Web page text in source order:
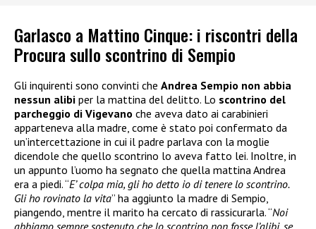
Garlasco a Mattino Cinque: i riscontri della
Procura sullo scontrino di Sempio
Gli inquirenti sono convinti che Andrea Sempio non abbia
nessun alibi per la mattina del delitto. Lo scontrino del
parcheggio di Vigevano che aveva dato ai carabinieri
apparteneva alla madre, come è stato poi confermato da
un’intercettazione in cui il padre parlava con la moglie
dicendole che quello scontrino lo aveva fatto lei. Inoltre, in
un appunto l’uomo ha segnato che quella mattina Andrea
era a piedi. “E’ colpa mia, gli ho detto io di tenere lo scontrino.
Gli ho rovinato la vita” ha aggiunto la madre di Sempio,
piangendo, mentre il marito ha cercato di rassicurarla. “Noi
abbiamo sempre sostenuto che lo scontrino non fosse l’alibi, se